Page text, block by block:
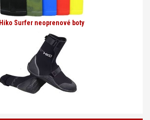
Hiko Surfer neoprenové boty